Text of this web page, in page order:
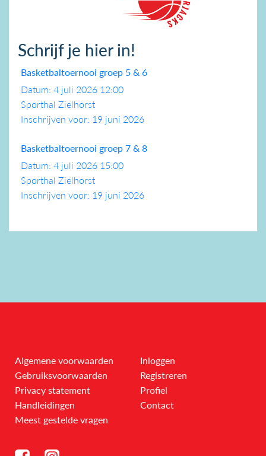
Schrijf je hier in!
Basketbaltoernooi groep 5 & 6
Datum: 4 juli 2026 12:00
Sporthal Zielhorst
Inschrijven voor: 19 juni 2026
Basketbaltoernooi groep 7 & 8
Datum: 4 juli 2026 15:00
Sporthal Zielhorst
Inschrijven voor: 19 juni 2026
Algemene voorwaarden
Gebruiksvoorwaarden
Privacy statement
Handleidingen
Meest gestelde vragen
Inloggen
Registreren
Profiel
Contact